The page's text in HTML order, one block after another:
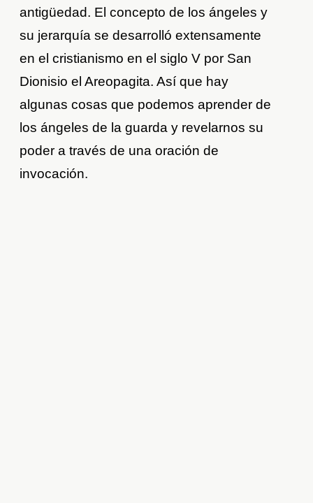
antigüedad. El concepto de los ángeles y
su jerarquía se desarrolló extensamente
en el cristianismo en el siglo V por San
Dionisio el Areopagita. Así que hay
algunas cosas que podemos aprender de
los ángeles de la guarda y revelarnos su
poder a través de una oración de
invocación.